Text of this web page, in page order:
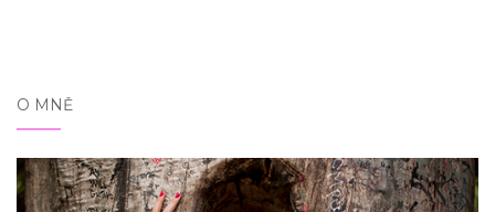
O MNĚ